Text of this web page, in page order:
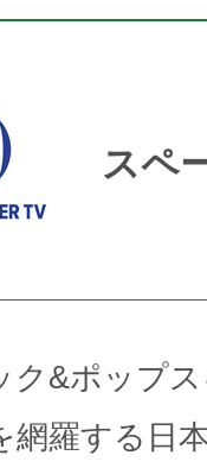
スペ
ク&ポップ
網羅する日